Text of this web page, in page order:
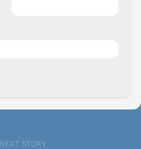
NEXT STORY